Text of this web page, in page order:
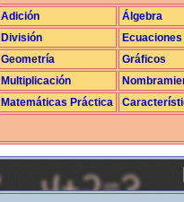
Adición
Álgebra
División
Ecuaciones
Geometría
Gráficos
Multiplicación
Matemáticas Práctica